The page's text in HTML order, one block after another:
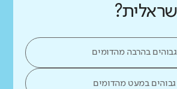
גבוהים בהרבה מהדומים
גבוהים במעט מהדומים